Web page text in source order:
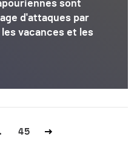
sont
d'attaques par
vacances et les
45